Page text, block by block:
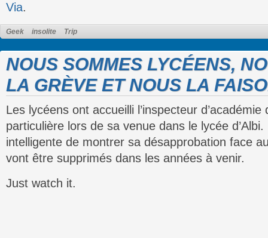
Via.
Geek insolite Trip
NOUS SOMMES LYCÉENS,
LA GRÈVE ET NOUS LA
Les lycéens ont accueilli l’inspecteur
particulière lors de sa venue dans le lycée
intelligente de montrer sa désapprobation face
vont être supprimés dans les années à venir.
Just watch it.